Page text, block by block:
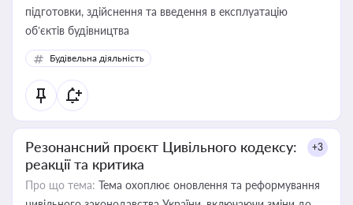
підготовки, здійснення та введення в експлуатацію
об’єктів будівництва
Будівельна діяльність
Резонансний проєкт Цивільного кодексу:
реакції та критика
+3
Про що тема: Тема охоплює оновлення та реформування